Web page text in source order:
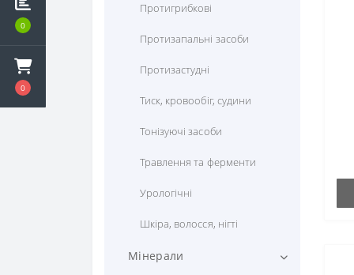
0
0
Протигрибкові
Протизапальні засоби
Протизастудні
Тиск, кровообіг, судини
Тонізуючі засоби
Травлення та ферменти
Урологічні
Шкіра, волосся, нігті
Мінерали